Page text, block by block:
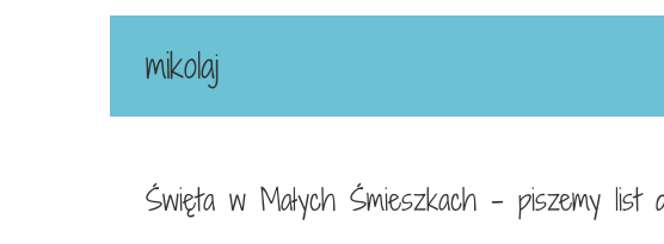
mikolaj
Święta w Małych Śmieszkach – piszemy list